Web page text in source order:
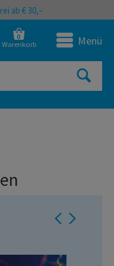
ab € 30,–
0
Warenkorb Menü